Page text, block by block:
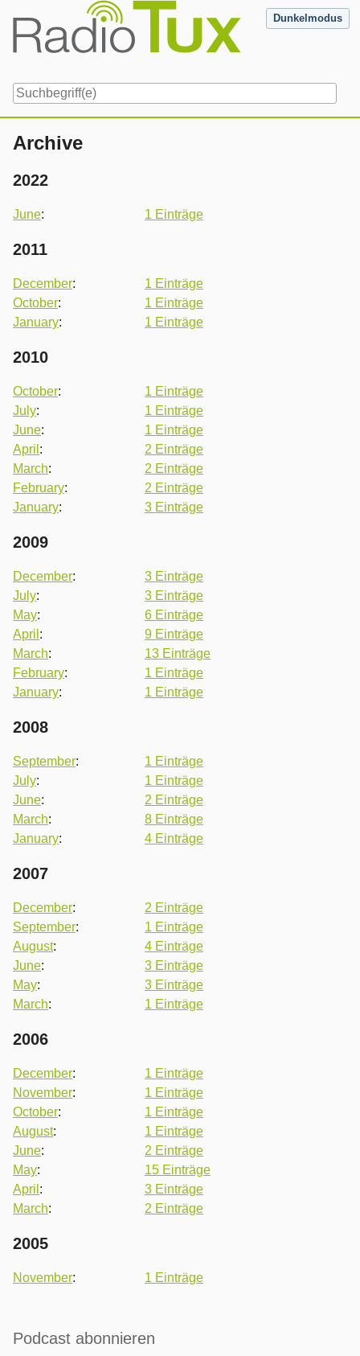
content
Dunkelmodus
Archive
2022
June: 1 Einträge
2011
December:
1 Einträge
October:
1 Einträge
January: 1 Einträge
2010
October:
1 Einträge
July:
1 Einträge
June:
1 Einträge
April :
2 Einträge
March:
2 Einträge
February:
2 Einträge
January: 3 Einträge
2009
December:
3 Einträge
July:
3 Einträge
May:
6 Einträge
April :
9 Einträge
March:
13 Einträge
February:
1 Einträge
January: 1 Einträge
2008
September:
1 Einträge
July:
1 Einträge
June:
2 Einträge
March:
8 Einträge
January: 4 Einträge
2007
December:
2 Einträge
September:
1 Einträge
August:
4 Einträge
June:
3 Einträge
May:
3 Einträge
March: 1 Einträge
2006
December:
1 Einträge
November:
1 Einträge
October:
1 Einträge
August:
1 Einträge
June:
2 Einträge
May:
15 Einträge
April :
3 Einträge
March: 2 Einträge
2005
November: 1 Einträge
Seitenleiste
Podcast abonnieren